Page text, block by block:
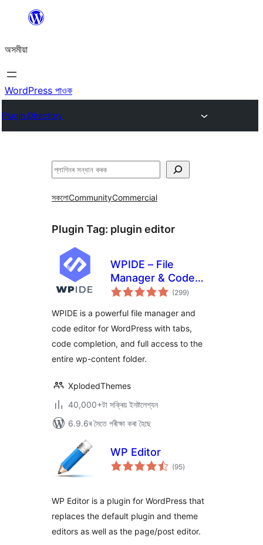
বিষয়বস্তুলৈ
যাওক
অসমীয়া
WordPress পাওক
Plugin Directory
সন্ধান
সকলোCommunityCommercial
Plugin Tag: plugin editor
WPIDE – File
Manager & Code
Editor
(299টা
মুঠ)
WPIDE is a powerful file manager and
code editor for WordPress with tabs,
code completion, and full access to the
entire wp-content folder.
XplodedThemes
40,000+টা সক্ৰিয় ইনষ্টলেশ্যন
6.9.6ৰ সৈতে পৰীক্ষা কৰা হৈছে
WP Editor
(95টা
মুঠ)
WP Editor is a plugin for WordPress that
replaces the default plugin and theme
editors as well as the page/post editor.